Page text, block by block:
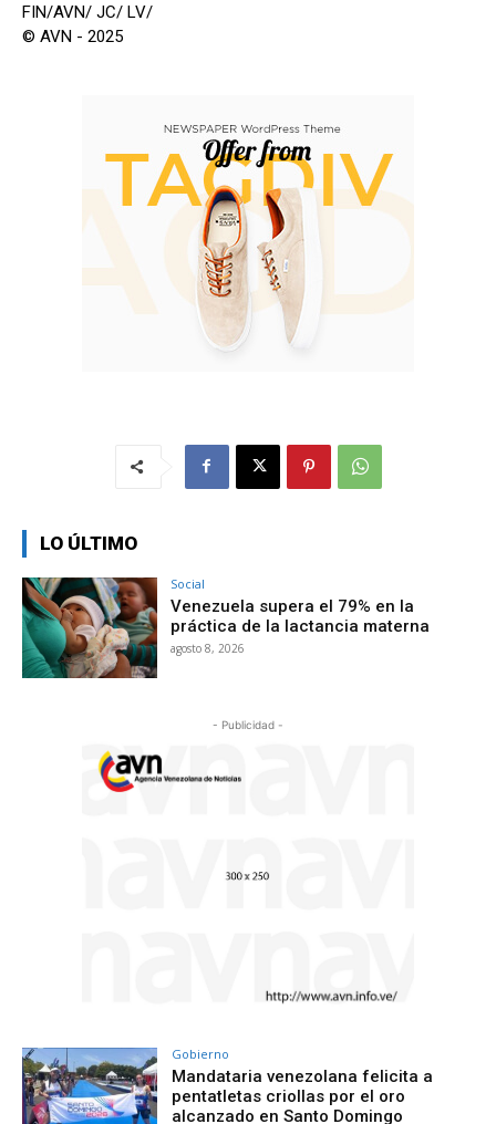
FIN/AVN/ JC/ LV/
© AVN - 2025
LO ÚLTIMO
Social
Venezuela supera el 79% en la
práctica de la lactancia materna
agosto 8, 2026
- Publicidad -
Gobierno
Mandataria venezolana felicita a
pentatletas criollas por el oro
alcanzado en Santo Domingo